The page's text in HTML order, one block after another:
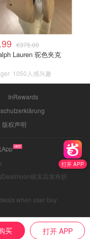
打开 APP
买 打开 APP
€375.00
Lauren 驼色夹克
1050人感兴趣
InRewards
版权声明
核实后发布折
when user buy